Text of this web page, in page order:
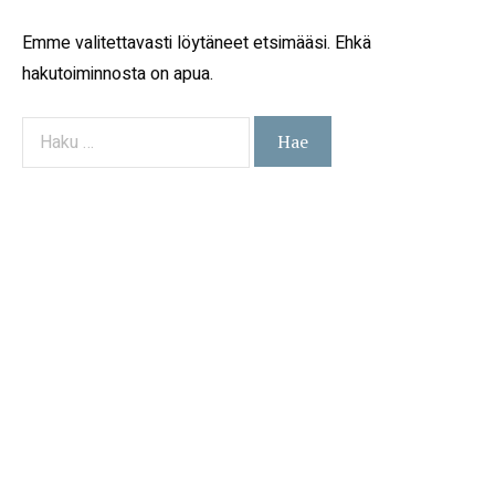
Emme valitettavasti löytäneet etsimääsi. Ehkä
hakutoiminnosta on apua.
Haku: